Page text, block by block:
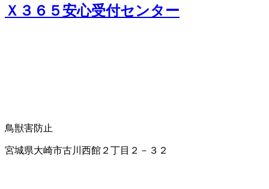
Ｘ３６５安心受付センター
鳥獣害防止
宮城県大崎市古川西館２丁目２－３２